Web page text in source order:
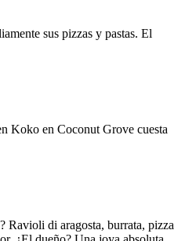
sus pizzas y pastas. El
Koko en Coconut Grove cuesta
Ravioli di aragosta, burrata, pizza